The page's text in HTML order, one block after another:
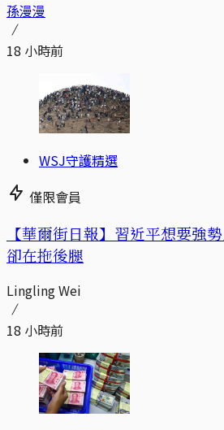
孫漫漫
18 小時前
WSJ守護精選
僅限會員
【華爾街日報】習近平想要強
卻在拖後腿
Lingling Wei
18 小時前